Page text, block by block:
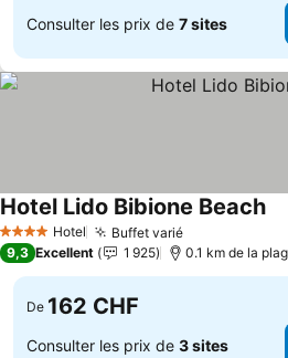
Consulter les prix de 7 sites
4 Étoiles Hotel Buffet varié
Hotel Lido Bibione Beach
9,3 Excellent 1 925 0.1 km de la
De 162 CHF
Consulter les prix de 3 sites